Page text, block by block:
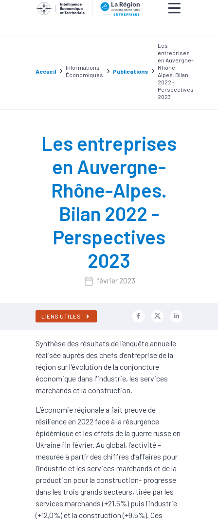
Accueil
Informations
Économiques
Publications
Les
entreprises
en Auvergne-
Rhône-
Alpes. Bilan
2022 -
Perspectives
2023
Les entreprises
en Auvergne-
Rhône-Alpes.
Bilan 2022 -
Perspectives
2023
février 2023
LIENS UTILES
Synthèse des résultats de l’enquête annuelle
réalisée auprès des chefs d’entreprise de la
région sur l'évolution de la conjoncture
économique dans l'industrie, les services
marchands et la construction.
L’économie régionale a fait preuve de
résilience en 2022 face à la résurgence
épidémique et les effets de la guerre russe en
Ukraine fin février. Au global, l’activité –
mesurée à partir des chiffres d’affaires pour
l’industrie et les services marchands et de la
production pour la construction- progresse
dans les trois grands secteurs, tirée par les
services marchands (+21,5%) puis l’industrie
(+12,0%) et la construction (+9,5%). Ces